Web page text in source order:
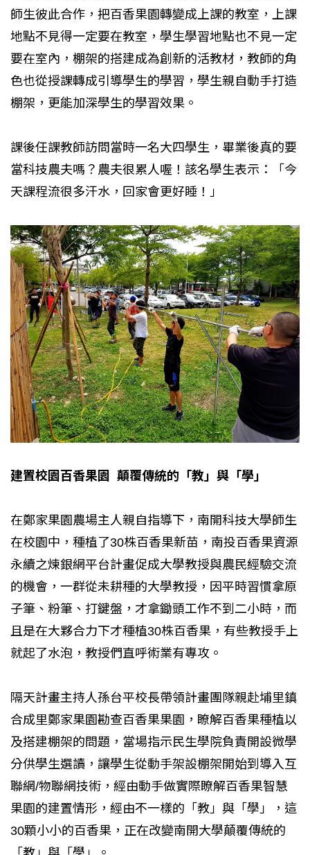
師生彼此合作，把百香果園轉變成上課的教室，上課
地點不見得一定要在教室，學生學習地點也不見一定
要在室內，棚架的搭建成為創新的活教材，教師的角
色也從授課轉成引導學生的學習，學生親自動手打造
棚架，更能加深學生的學習效果。
課後任課教師訪問當時一名大四學生，畢業後真的要
當科技農夫嗎？農夫很累人喔！該名學生表示：「今
天課程流很多汗水，回家會更好睡！」
建置校園百香果園 顛覆傳統的「教」與「學」
在鄭家果園農場主人親自指導下，南開科技大學師生
在校園中，種植了30株百香果新苗，南投百香果資源
永續之煉銀網平台計畫促成大學教授與農民經驗交流
的機會，一群從未耕種的大學教授，因平時習慣拿原
子筆、粉筆、打鍵盤，才拿鋤頭工作不到二小時，而
且是在大夥合力下才種植30株百香果，有些教授手上
就起了水泡，教授們直呼術業有專攻。
隔天計畫主持人孫台平校長帶領計畫團隊親赴埔里鎮
合成里鄭家果園勘查百香果果園，瞭解百香果種植以
及搭建棚架的問題，當場指示民生學院負責開設微學
分供學生選讀，讓學生從動手架設棚架開始到導入互
聯網/物聯網技術，經由動手做實際瞭解百香果智慧
果園的建置情形，經由不一樣的「教」與「學」，這
30顆小小的百香果，正在改變南開大學顛覆傳統的